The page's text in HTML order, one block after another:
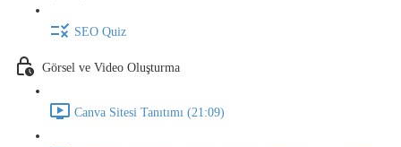
SEO Quiz
Görsel ve Video Oluşturma
Canva Sitesi Tanıtımı (21:09)